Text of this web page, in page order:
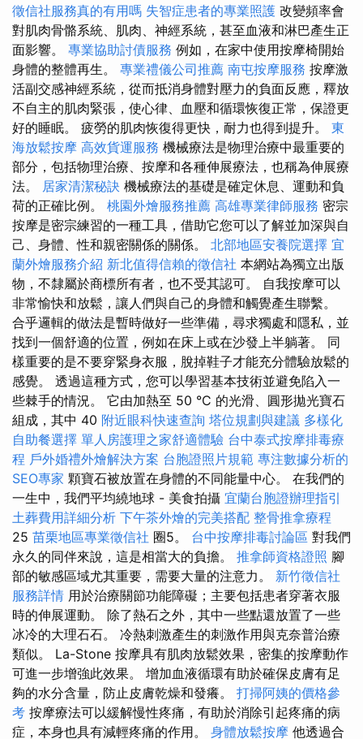
徵信社服務真的有用嗎 失智症患者的專業照護 改變頻率會
對肌肉骨骼系統、肌肉、神經系統，甚至血液和淋巴產生正
面影響。 專業協助討債服務 例如，在家中使用按摩椅開始
身體的整體再生。 專業禮儀公司推薦 南屯按摩服務 按摩激
活副交感神經系統，從而抵消身體對壓力的負面反應，釋放
不自主的肌肉緊張，使心律、血壓和循環恢復正常，保證更
好的睡眠。 疲勞的肌肉恢復得更快，耐力也得到提升。 東
海放鬆按摩 高效貨運服務 機械療法是物理治療中最重要的
部分，包括物理治療、按摩和各種伸展療法，也稱為伸展療
法。 居家清潔秘訣 機械療法的基礎是確定休息、運動和負
荷的正確比例。 桃園外燴服務推薦 高雄專業律師服務 密宗
按摩是密宗練習的一種工具，借助它您可以了解並加深與自
己、身體、性和親密關係的關係。 北部地區安養院選擇 宜
蘭外燴服務介紹 新北值得信賴的徵信社 本網站為獨立出版
物，不隸屬於商標所有者，也不受其認可。 自我按摩可以
非常愉快和放鬆，讓人們與自己的身體和觸覺產生聯繫。
合乎邏輯的做法是暫時做好一些準備，尋求獨處和隱私，並
找到一個舒適的位置，例如在床上或在沙發上半躺著。 同
樣重要的是不要穿緊身衣服，脫掉鞋子才能充分體驗放鬆的
感覺。 透過這種方式，您可以學習基本技術並避免陷入一
些棘手的情況。 它由加熱至 50 °C 的光滑、圓形拋光寶石
組成，其中 40 附近眼科快速查詢 塔位規劃與建議 多樣化
自助餐選擇 單人房護理之家舒適體驗 台中泰式按摩排毒療
程 戶外婚禮外燴解決方案 台胞證照片規範 專注數據分析的
SEO專家 顆寶石被放置在身體的不同能量中心。 在我們的
一生中，我們平均繞地球 - 美食拍攝 宜蘭台胞證辦理指引
土葬費用詳細分析 下午茶外燴的完美搭配 整骨推拿療程
25 苗栗地區專業徵信社 圈5。 台中按摩排毒討論區 對我們
永久的同伴來說，這是相當大的負擔。 推拿師資格證照 腳
部的敏感區域尤其重要，需要大量的注意力。 新竹徵信社
服務詳情 用於治療關節功能障礙；主要包括患者穿著衣服
時的伸展運動。 除了熱石之外，其中一些點還放置了一些
冰冷的大理石石。 冷熱刺激產生的刺激作用與克奈普治療
類似。 La-Stone 按摩具有肌肉放鬆效果，密集的按摩動作
可進一步增強此效果。 增加血液循環有助於確保皮膚有足
夠的水分含量，防止皮膚乾燥和發癢。 打掃阿姨的價格參
考 按摩療法可以緩解慢性疼痛，有助於消除引起疼痛的病
症，本身也具有減輕疼痛的作用。 身體放鬆按摩 他透過合